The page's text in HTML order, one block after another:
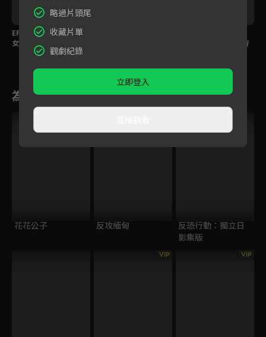
EP9精彩片段：復仇之
女上線！周厚安阻止温
貞菱開殺戒
你不是我姊姊，你是背
為您推薦
花花公子 反攻緬甸
反恐行動：獨立日
影集版
VIP VIP
略過片頭尾
收藏片單
觀劇紀錄
立即登入